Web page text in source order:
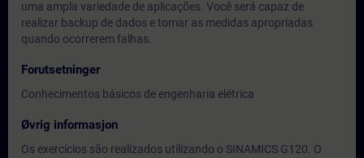
uma ampla variedade de aplicações. Você será capaz de
realizar backup de dados e tomar as medidas apropriadas
quando ocorrerem falhas.
Forutsetninger
Conhecimentos básicos de engenharia elétrica
Øvrig informasjon
Os exercícios são realizados utilizando o SINAMICS G120. O